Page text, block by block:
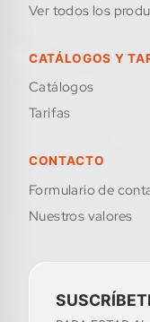
Ver todos los
CATÁLOGOS Y
Catálogos
Tarifas
CONTACTO
formulario de
Nuestros valores